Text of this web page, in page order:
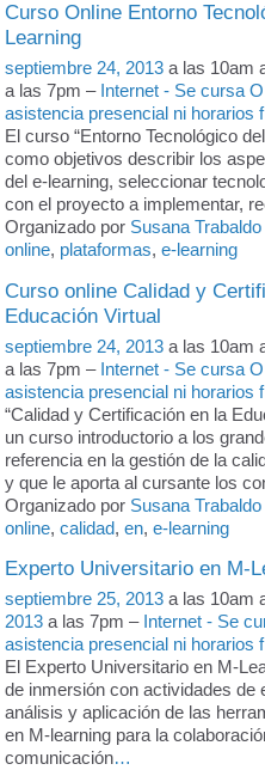
Curso Online Entorno
Learning
septiembre 24, 2013 a las 10am
a las 7pm – Internet - Se cursa
asistencia presencial ni horarios
El curso “Entorno Tecnológico
como objetivos describir los
del e-learning, seleccionar
con el proyecto a implementar,
Organizado por Susana Trabaldo
online, plataformas, e-learning
Curso online Calidad y
Educación Virtual
septiembre 24, 2013 a las 10am
a las 7pm – Internet - Se cursa
asistencia presencial ni horarios
“Calidad y Certificación en la
un curso introductorio a los
referencia en la gestión de la
y que le aporta al cursante los
Organizado por Susana Trabaldo
online, calidad, en, e-learning
Experto Universitario en M-
septiembre 25, 2013 a las 10am
2013 a las 7pm – Internet - Se
asistencia presencial ni horarios
El Experto Universitario en M-
de inmersión con actividades de
análisis y aplicación de las
en M-learning para la
comunicación…